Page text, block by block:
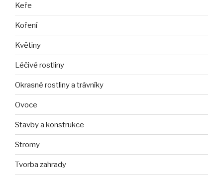
Keře
Koření
Květiny
Léčivé rostliny
Okrasné rostliny a trávníky
Ovoce
Stavby a konstrukce
Stromy
Tvorba zahrady